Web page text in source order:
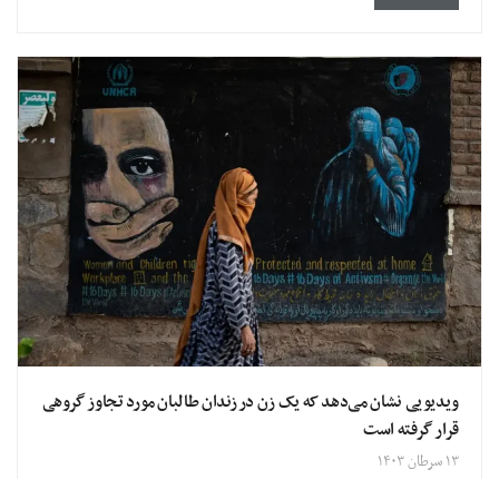
ویدیویی نشان می‌دهد که یک زن در زندان طالبان مورد تجاوز گروهی
قرار گرفته است
۱۳ سرطان ۱۴۰۳